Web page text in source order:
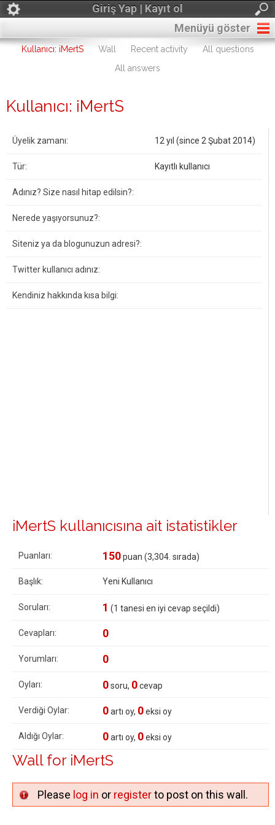
Giriş Yap | Kayıt ol
Menüyü göster
Kullanıcı: iMertS Wall Recent activity
All questions
All answers
Kullanıcı: iMertS
Üyelik zamanı: 12 yıl (since 2 Şubat 2014)
Tür: Kayıtlı kullanıcı
Adınız? Size nasıl hitap edilsin?:
Nerede yaşıyorsunuz?:
Siteniz ya da blogunuzun adresi?:
Twitter kullanıcı adınız:
Kendiniz hakkında kısa bilgi:
iMertS kullanıcısına ait istatistikler
Puanları: 150puan (3,304 . sırada)
Başlık: Yeni Kullanıcı
Soruları: 1 (1 tanesi en iyi cevap seçildi)
Cevapları: 0
Yorumları: 0
Oyları: 0soru, 0cevap
Verdiği Oylar: 0artı oy, 0eksi oy
Aldığı Oylar: 0artı oy, 0eksi oy
Wall for iMertS
Please log in or registerto post on this wall.